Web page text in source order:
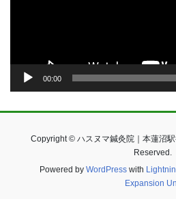
00:00
Copyright © ハスヌマ鍼灸院｜本蓮沼
Reserved.
Powered by WordPresswith
Expansion